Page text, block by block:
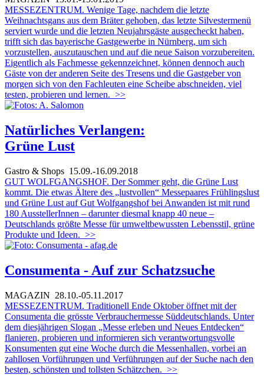
MESSEZENTRUM. Wenige Tage, nachdem die letzte
Weihnachtsgans aus dem Bräter gehoben, das letzte Silvestermenü
serviert wurde und die letzten Neujahrsgäste ausgecheckt haben,
trifft sich das bayerische Gastgewerbe in Nürnberg, um sich
vorzustellen, auszutauschen und auf die neue Saison vorzubereiten.
Eigentlich als Fachmesse gekennzeichnet, können dennoch auch
Gäste von der anderen Seite des Tresens und die Gastgeber von
morgen sich von den Fachleuten eine Scheibe abschneiden, viel
testen, probieren und lernen. >>
Natürliches Verlangen:
Grüne Lust
Gastro & Shops 15.09.-16.09.2018
GUT WOLFGANGSHOF. Der Sommer geht, die Grüne Lust
kommt. Die etwas Ältere des „lustvollen“ Messepaares Frühlingslust
und Grüne Lust auf Gut Wolfgangshof bei Anwanden ist mit rund
180 AusstellerInnen – darunter diesmal knapp 40 neue –
Deutschlands größte Messe für umweltbewussten Lebensstil, grüne
Produkte und Ideen. >>
Consumenta - Auf zur Schatzsuche
MAGAZIN 28.10.-05.11.2017
MESSEZENTRUM. Traditionell Ende Oktober öffnet mit der
Consumenta die grösste Verbrauchermesse Süddeutschlands. Unter
dem diesjährigen Slogan „Messe erleben und Neues Entdecken“
flanieren, probieren und informieren sich verantwortungsvolle
Konsumenten gut eine Woche durch die Messenhallen, vorbei an
zahllosen Vorführungen und Verführungen auf der Suche nach den
besten, schönsten und tollsten Schätzchen. >>